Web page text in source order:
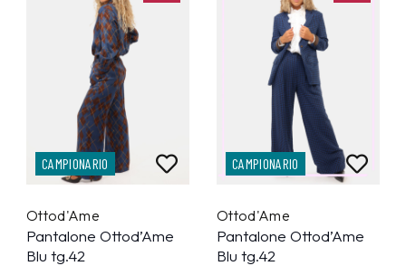
CAMPIONARIO
Ottod'Ame
Pantalone Ottod’Ame
Blu tg.42
CAMPIONARIO
Ottod'Ame
Pantalone Ottod’Ame
Blu tg.42